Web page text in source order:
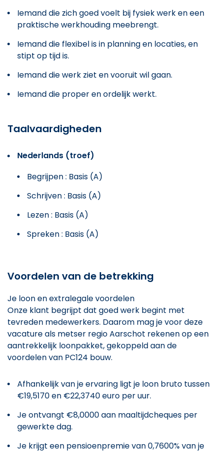
Iemand die zich goed voelt bij fysiek werk en een
praktische werkhouding meebrengt.
Iemand die flexibel is in planning en locaties, en
stipt op tijd is.
Iemand die werk ziet en vooruit wil gaan.
Iemand die proper en ordelijk werkt.
Taalvaardigheden
Nederlands (troef)
Begrijpen : Basis (A)
Schrijven : Basis (A)
Lezen : Basis (A)
Spreken : Basis (A)
Voordelen van de betrekking
Je loon en extralegale voordelen
Onze klant begrijpt dat goed werk begint met
tevreden medewerkers. Daarom mag je voor deze
vacature als metser regio Aarschot rekenen op een
aantrekkelijk loonpakket, gekoppeld aan de
voordelen van PC124 bouw.
Afhankelijk van je ervaring ligt je loon bruto tussen
€19,5170 en €22,3740 euro per uur.
Je ontvangt €8,0000 aan maaltijdcheques per
gewerkte dag.
Je krijgt een pensioenpremie van 0,7600% van je